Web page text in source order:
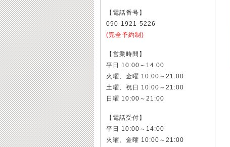
【電話番号】
090-1921-5226
(完全予約制)
【営業時間】
平日 10:00～14:00
火曜、金曜 10:00～21:00
土曜、祝日 10:00～21:00
日曜 10:00～21:00
【電話受付】
平日 10:00～14:00
火曜、金曜 10:00～21:00